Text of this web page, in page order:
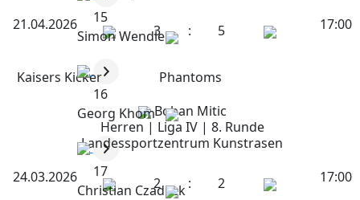
21.04.2026
17:00
3 : 5
Kaisers Kicker
Phantoms
Boban Mitic
Herren | Liga IV | 8. Runde
Landessportzentrum Kunstrasen
24.03.2026
17:00
2 : 2
15
Simon Wendler
16
Georg Khom
17
Christian Czadilek